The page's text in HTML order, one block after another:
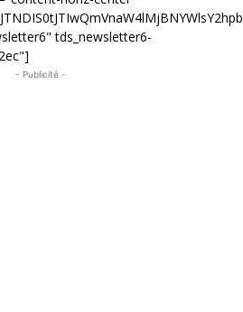
tds_newsletter6-
- Publicité -